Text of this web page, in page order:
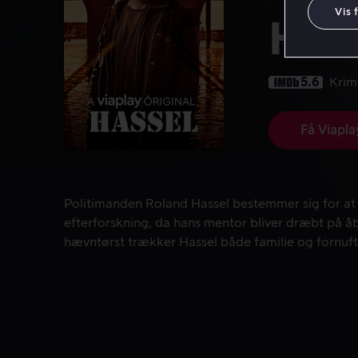
5.6
Få
Politimanden Roland Hassel bestemmer sig for
Politimanden Roland Hassel bestemmer sig for
efterforskning, da hans mentor bliver dræbt på
hævntørst trækker Hassel både familie og
Vis